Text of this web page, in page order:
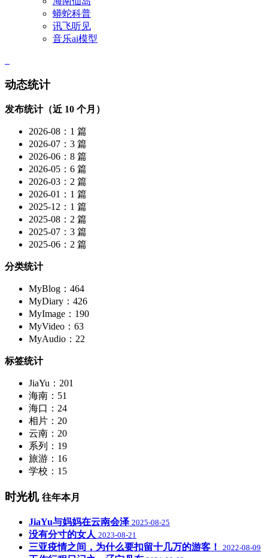
蟒蛇科普
讯飞听见
音乐ai模型
动态统计
发布统计（近 10 个月）
2026-08：1 篇
2026-07：3 篇
2026-06：8 篇
2026-05：6 篇
2026-03：2 篇
2026-01：1 篇
2025-12：1 篇
2025-08：2 篇
2025-07：3 篇
2025-06：2 篇
分类统计
MyBlog：464
MyDiary：426
MyImage：190
MyVideo：63
MyAudio：22
标签统计
JiaYu：201
海南：51
海口：24
相片：20
云南：20
系列：19
旅游：16
学校：15
时光机 往年本月
JiaYu与妈妈在云南会泽 2025-08-25
没有分寸的女人 2023-08-21
三亚疫情之间，为什么要扣留十几万的游客！ 2022-08-09